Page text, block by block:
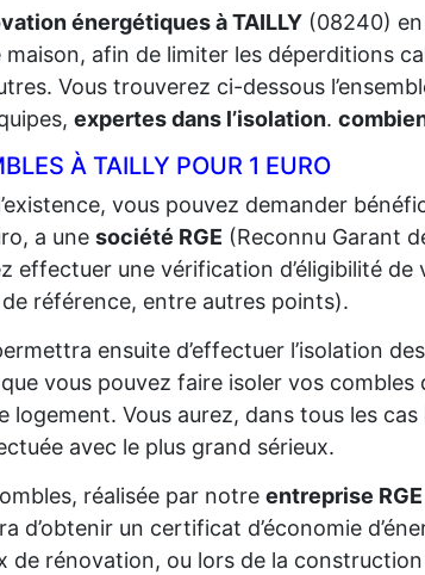
énergétiques à TAILLY (08240)
afin de limiter les déperditions
Vous trouverez ci-dessous
expertes dans l’isolation.
À TAILLY POUR 1 EURO
vous pouvez demander
a une société RGE (Reconnu Garant
effectuer une vérification d’éligibilité
référence, entre autres points).
ensuite d’effectuer l’isolation
vous pouvez faire isoler vos
Vous aurez, dans tous les cas
avec le plus grand sérieux.
réalisée par notre entreprise
d’obtenir un certificat d’économie
de rénovation, ou lors de la